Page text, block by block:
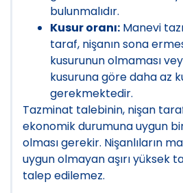
bulunmalıdır.
Kusur oranı: Manevi
taraf, nişanın sona
kusurunun olmaması
kusuruna göre daha az
gerekmektedir.
Tazminat talebinin, nişan
ekonomik durumuna uygun
olması gerekir. Nişanlıların
uygun olmayan aşırı yüksek
talep edilemez.